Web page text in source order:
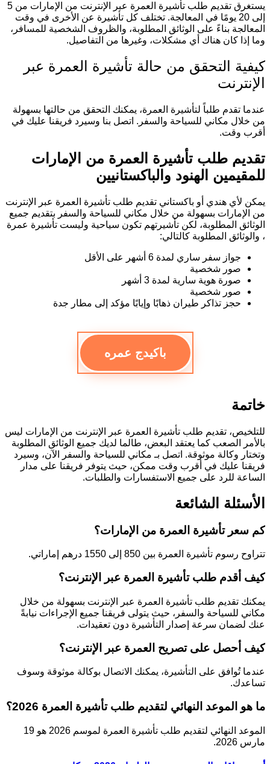
يستغرق تقديم طلب تأشيرة العمرة عبر الإنترنت من الإمارات من 5
إلى 20 يومًا في المعالجة. تختلف كل تأشيرة عن الأخرى في وقت
المعالجة بناءً على الوثائق المطلوبة، والظروف الشخصية للمسافر،
وما إذا كان هناك أي مشكلات، وغيرها من التفاصيل.
كيفية التحقق من حالة تأشيرة العمرة عبر
الإنترنت
عندما تقدم طلباً لتأشيرة العمرة، يمكنك التحقق من حالتها بسهولة
من خلال مكاني للسياحة والسفر. اتصل بنا وسيرد فريقنا عليك في
أقرب وقت.
تقديم طلب تأشيرة العمرة من الإمارات
للمقيمين الهنود والباكستانيين
يمكن لأي هندي أو باكستاني تقديم طلب تأشيرة العمرة عبر الإنترنت
من الإمارات بسهولة من خلال مكاني للسياحة والسفر بتقديم جميع
الوثائق المطلوبة، لكن تأشيرتهم تكون سياحية وليست تأشيرة عمرة
، والوثائق المطلوبة كالتالي:
جواز سفر ساري لمدة 6 أشهر على الأقل
صور شخصية
صورة هوية سارية لمدة 3 أشهر
صور شخصية
حجز تذاكر طيران ذهابًا وإيابًا مؤكد إلى مطار جدة
باكيدج عمره
خاتمة
للتلخيص، تقديم طلب تأشيرة العمرة عبر الإنترنت من الإمارات ليس
بالأمر الصعب كما يعتقد البعض، طالما لديك جميع الوثائق المطلوبة
وتختار وكالة موثوقة. اتصل بـ مكاني للسياحة والسفر الآن، وسيرد
فريقنا عليك في أقرب وقت ممكن، حيث يتوفر فريقنا على مدار
الساعة للرد على جميع الاستفسارات والطلبات.
الأسئلة الشائعة
كم سعر تأشيرة العمرة من الإمارات؟
تتراوح رسوم تأشيرة العمرة بين 850 إلى 1550 درهم إماراتي.
كيف أقدم طلب تأشيرة العمرة عبر الإنترنت؟
يمكنك تقديم طلب تأشيرة العمرة عبر الإنترنت بسهولة من خلال
مكاني للسياحة والسفر، حيث يتولى فريقنا جميع الإجراءات نيابةً
عنك لضمان سرعة إصدار التأشيرة دون تعقيدات.
كيف أحصل على تصريح العمرة عبر الإنترنت؟
عندما تُوافق على التأشيرة، يمكنك الاتصال بوكالة موثوقة وسوف
تساعدك.
ما هو الموعد النهائي لتقديم طلب تأشيرة العمرة 2026؟
الموعد النهائي لتقديم طلب تأشيرة العمرة لموسم 2026 هو 19
مارس 2026.